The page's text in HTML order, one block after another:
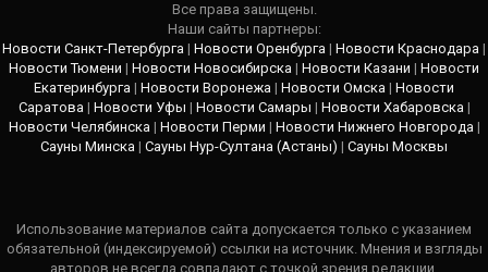
Все права защищены.
Наши сайты партнеры:
Новости Санкт-Петербурга | Новости Оренбурга | Новости Краснодара |
Новости Тюмени | Новости Новосибирска | Новости Казани | Новости
Екатеринбурга | Новости Воронежа | Новости Омска | Новости
Саратова| Новости Уфы | Новости Самары | Новости Хабаровска|
Новости Челябинска| Новости Перми | Новости Нижнего Новгорода|
Сауны Минска | Сауны Нур-Султана (Астаны) | Сауны Москвы
Использование материалов сайта допускается только с указанием
обязательной (индексируемой) ссылки на источник. Мнения и взгляды
авторов не всегда совпадают с точкой зрения редакции.